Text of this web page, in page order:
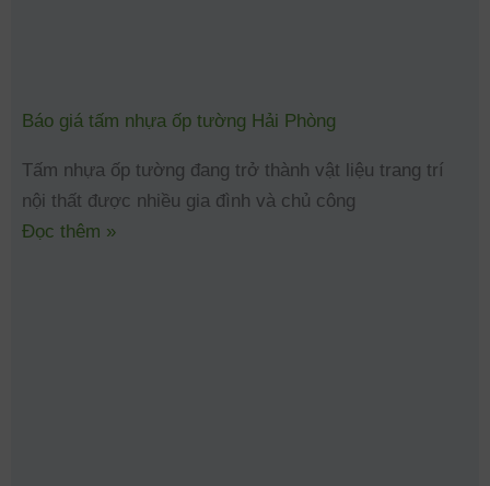
Báo giá tấm nhựa ốp tường Hải Phòng
Tấm nhựa ốp tường đang trở thành vật liệu trang trí
nội thất được nhiều gia đình và chủ công
Đọc thêm »